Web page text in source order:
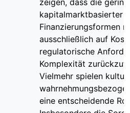
zeigen, dass die
kapitalmarktbasierter
Finanzierungsformen
ausschließlich auf
regulatorische
Komplexität
Vielmehr spielen
eine entscheidende